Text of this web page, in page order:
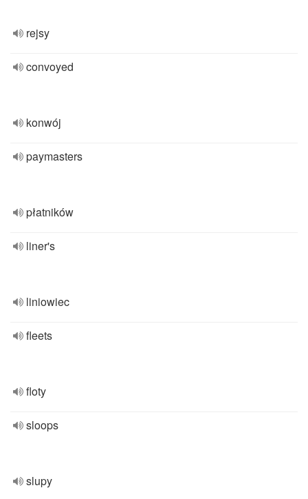
rejsy
convoyed
konwój
paymasters
płatników
liner's
liniowiec
fleets
floty
sloops
slupy